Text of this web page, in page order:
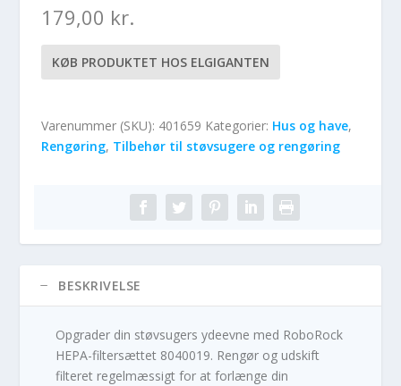
179,00 kr.
KØB PRODUKTET HOS ELGIGANTEN
Varenummer (SKU): 401659 Kategorier: Hus og have,
Rengøring, Tilbehør til støvsugere og rengøring
BESKRIVELSE
Opgrader din støvsugers ydeevne med RoboRock
HEPA-filtersættet 8040019. Rengør og udskift
filteret regelmæssigt for at forlænge din